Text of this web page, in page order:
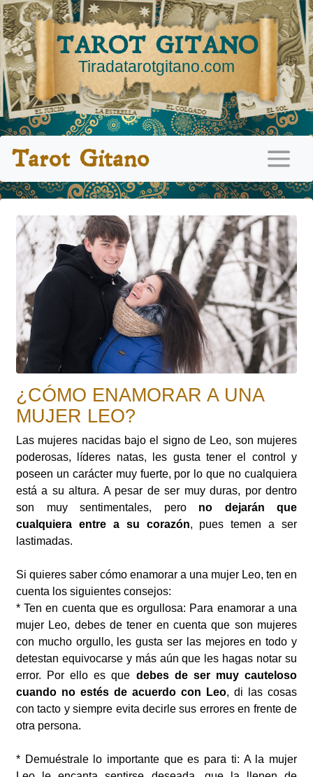
TAROT GITANO
Tiradatarotgitano.com
Tarot Gitano
¿CÓMO ENAMORAR A UNA
MUJER LEO?
Las mujeres nacidas bajo el signo de Leo, son mujeres
poderosas, líderes natas, les gusta tener el control y
poseen un carácter muy fuerte, por lo que no cualquiera
está a su altura. A pesar de ser muy duras, por dentro
son muy sentimentales, pero no dejarán que
cualquiera entre a su corazón, pues temen a ser
lastimadas.
Si quieres saber cómo enamorar a una mujer Leo, ten en
cuenta los siguientes consejos:
* Ten en cuenta que es orgullosa: Para enamorar a una
mujer Leo, debes de tener en cuenta que son mujeres
con mucho orgullo, les gusta ser las mejores en todo y
detestan equivocarse y más aún que les hagas notar su
error. Por ello es que debes de ser muy cauteloso
cuando no estés de acuerdo con Leo, di las cosas
con tacto y siempre evita decirle sus errores en frente de
otra persona.
* Demuéstrale lo importante que es para ti: A la mujer